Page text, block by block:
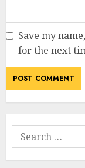
Save my
for the next
Search
for: